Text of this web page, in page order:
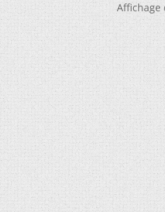
Affichage